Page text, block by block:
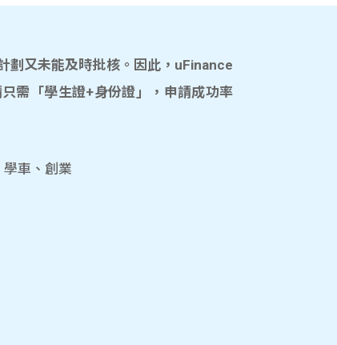
劃又未能及時批核。因此，uFinance
需「學生證+身份證」，申請成功率
車、創業